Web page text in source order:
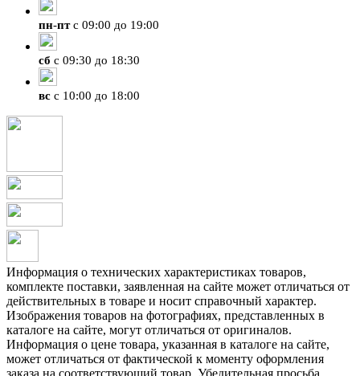
пн-птс 09:00 до 19:00
сб с 09:30 до 18:30
вс с 10:00 до 18:00
Информация о технических характеристиках товаров,
комплекте поставки, заявленная на сайте может отличаться от
действительных в товаре и носит справочный характер.
Изображения товаров на фотографиях, представленных в
каталоге на сайте, могут отличаться от оригиналов.
Информация о цене товара, указанная в каталоге на сайте,
может отличаться от фактической к моменту оформления
заказа на соответствующий товар. Убедительная просьба